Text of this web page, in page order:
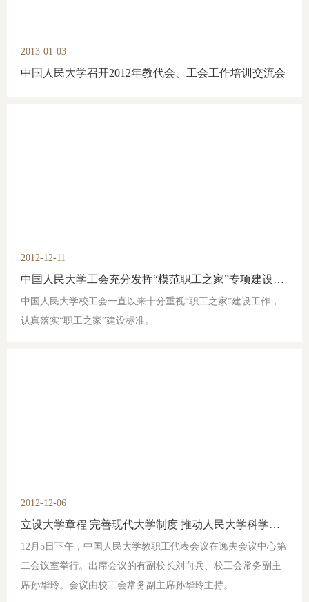
2013-01-03
中国人民大学召开2012年教代会、工会工作培训交流会
2012-12-11
中国人民大学工会充分发挥“模范职工之家”专项建设资金使用效率改善基层分会硬件设施
中国人民大学校工会一直以来十分重视“职工之家”建设工作，
认真落实“职工之家”建设标准。
2012-12-06
立设大学章程 完善现代大学制度 推动人民大学科学发展——中国人民大学召开教职工代表讨论审议学校章程大会
12月5日下午，中国人民大学教职工代表会议在逸夫会议中心第
二会议室举行。出席会议的有副校长刘向兵、校工会常务副主
席孙华玲。会议由校工会常务副主席孙华玲主持。